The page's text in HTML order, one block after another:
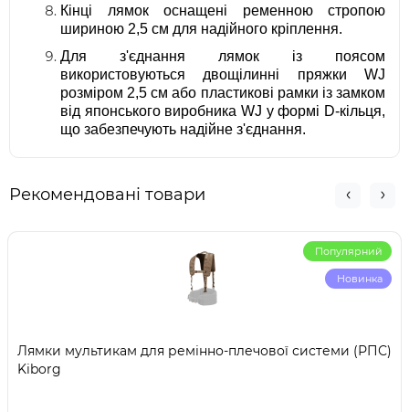
Кінці лямок оснащені ременною стропою
шириною 2,5 см для надійного кріплення.
Для з'єднання лямок із поясом
використовуються двощілинні пряжки WJ
розміром 2,5 см або пластикові рамки із замком
від японського виробника WJ у формі D-кільця,
що забезпечують надійне з'єднання.
Рекомендовані товари
Популярний
Новинка
Лямки мультикам для ремінно-плечової системи (РПС)
Kiborg